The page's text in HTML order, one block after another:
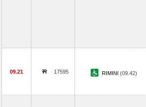
09.21 17595 RIMINI (09.42)